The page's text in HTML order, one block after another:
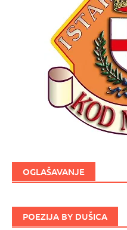
OGLAŠAVANJE
POEZIJA BY DUŠICA